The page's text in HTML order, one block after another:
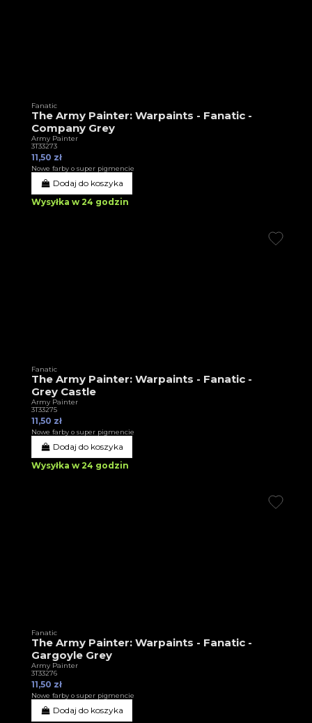
Fanatic
The Army Painter: Warpaints - Fanatic -
Company Grey
Army Painter
3T33273
11,50 zł
Nowe farby o super pigmencie
Dodaj do koszyka
Wysyłka w 24 godzin
Fanatic
The Army Painter: Warpaints - Fanatic -
Grey Castle
Army Painter
3T33275
11,50 zł
Nowe farby o super pigmencie
Dodaj do koszyka
Wysyłka w 24 godzin
Fanatic
The Army Painter: Warpaints - Fanatic -
Gargoyle Grey
Army Painter
3T33276
11,50 zł
Nowe farby o super pigmencie
Dodaj do koszyka